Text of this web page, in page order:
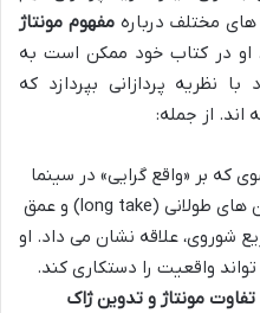
های مختلف دربارهمفهوم مونتاژ
او در کتاب خود ممکن است به
نظریه پردازانی بپردازد که
اند. از جمله:
که بر «واقع گرایی» در سینما
تأکید داشت و اغلب به تدوین های طولانی (long take) و عمق
شوروی، علاقه نشان می داد. او
واقعیت را دستکاری کند.
تفاوت مونتاژ و تدوین ژاک